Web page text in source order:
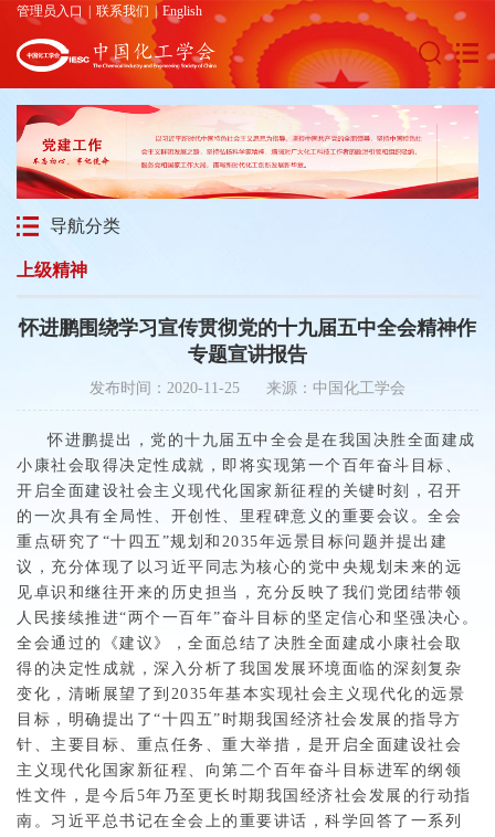
管理员入口 联系我们 | English
导航分类
上级精神
怀进鹏围绕学习宣传贯彻党的十九届五中全会精神作
专题宣讲报告
发布时间：2020-11-25 来源：中国化工学会
怀进鹏提出，党的十九届五中全会是在我国决胜全面建成
小康社会取得决定性成就，即将实现第一个百年奋斗目标、
开启全面建设社会主义现代化国家新征程的关键时刻，召开
的一次具有全局性、开创性、里程碑意义的重要会议。全会
重点研究了“十四五”规划和2035年远景目标问题并提出建
议，充分体现了以习近平同志为核心的党中央规划未来的远
见卓识和继往开来的历史担当，充分反映了我们党团结带领
人民接续推进“两个一百年”奋斗目标的坚定信心和坚强决心。
全会通过的《建议》，全面总结了决胜全面建成小康社会取
得的决定性成就，深入分析了我国发展环境面临的深刻复杂
变化，清晰展望了到2035年基本实现社会主义现代化的远景
目标，明确提出了“十四五”时期我国经济社会发展的指导方
针、主要目标、重点任务、重大举措，是开启全面建设社会
主义现代化国家新征程、向第二个百年奋斗目标进军的纲领
性文件，是今后5年乃至更长时期我国经济社会发展的行动指
南。习近平总书记在全会上的重要讲话，科学回答了一系列